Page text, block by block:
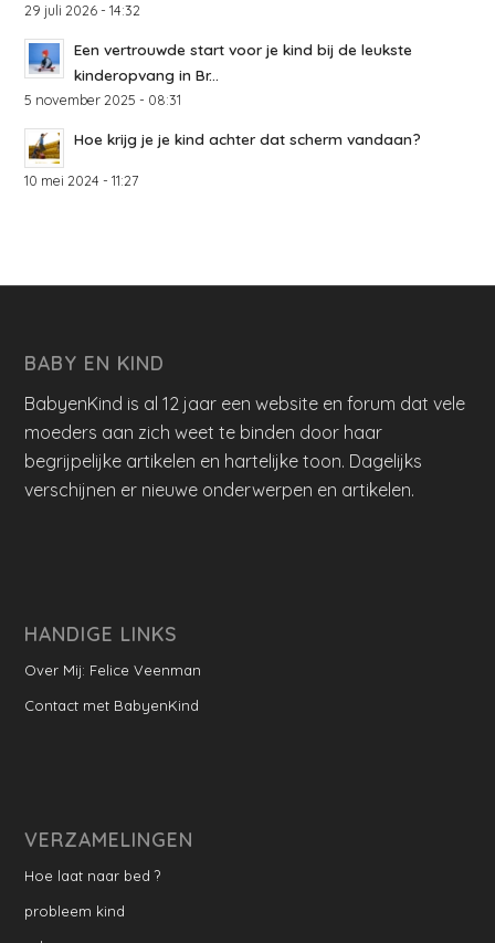
29 juli 2026 - 14:32
Een vertrouwde start voor je kind bij de leukste
kinderopvang in Br...
5 november 2025 - 08:31
Hoe krijg je je kind achter dat scherm vandaan?
10 mei 2024 - 11:27
BABY EN KIND
BabyenKind is al 12 jaar een website en forum dat vele
moeders aan zich weet te binden door haar
begrijpelijke artikelen en hartelijke toon. Dagelijks
verschijnen er nieuwe onderwerpen en artikelen.
HANDIGE LINKS
Over Mij: Felice Veenman
Contact met BabyenKind
VERZAMELINGEN
Hoe laat naar bed ?
probleem kind